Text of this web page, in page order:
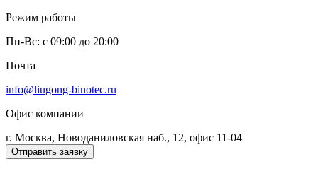
Режим работы
Пн-Вс: c 09:00 до 20:00
Почта
info@liugong-binotec.ru
Офис компании
г. Москва, Новоданиловская наб., 12, офис 11-04
Отправить заявку